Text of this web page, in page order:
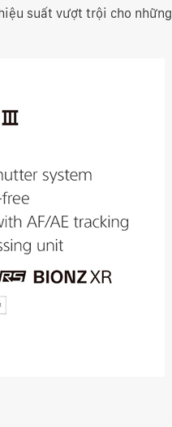
suất vượt trội cho